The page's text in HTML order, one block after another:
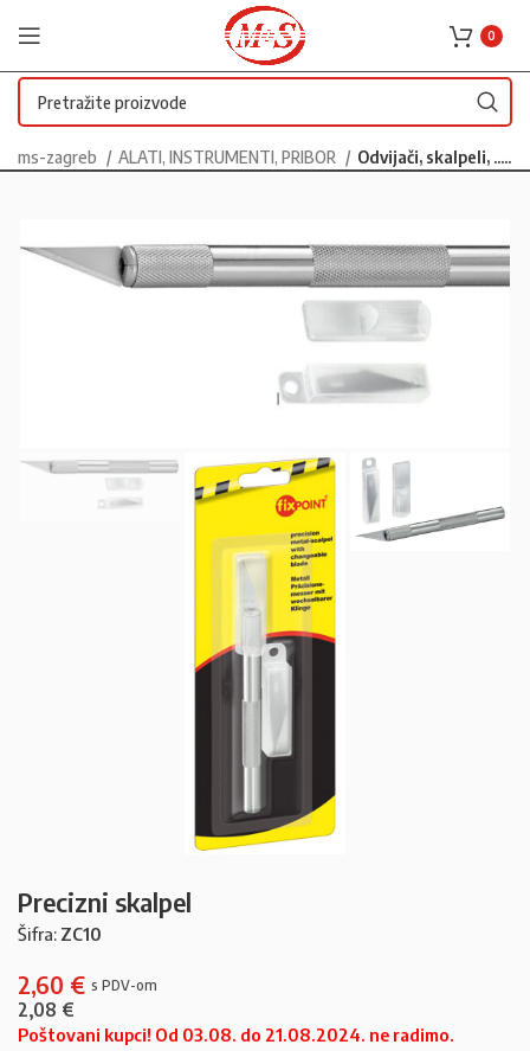
0
ms-zagreb ALATI, INSTRUMENTI, PRIBOR Odvijači, skalpeli, .....
Precizni skalpel
Šifra: ZC10
2,60 €
2,08 €
Poštovani kupci! Od 03.08. do 21.08.2024. ne radimo.